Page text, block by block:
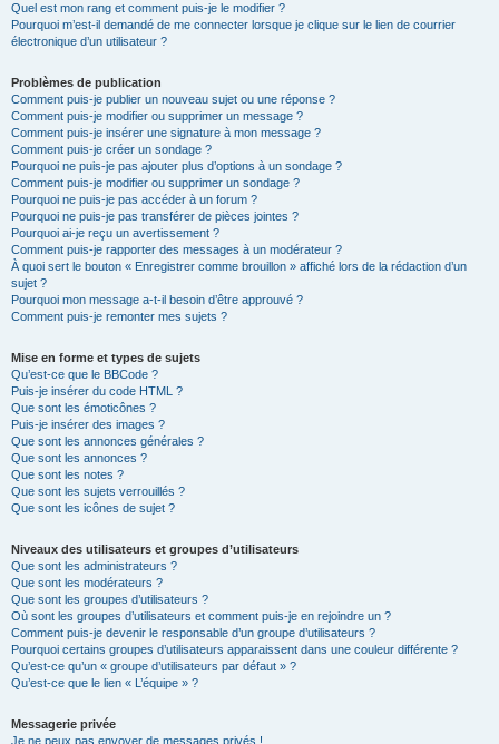
Quel est mon rang et comment puis-je le modifier ?
Pourquoi m’est-il demandé de me connecter lorsque je clique sur le lien de courrier
électronique d’un utilisateur ?
Problèmes de publication
Comment puis-je publier un nouveau sujet ou une réponse ?
Comment puis-je modifier ou supprimer un message ?
Comment puis-je insérer une signature à mon message ?
Comment puis-je créer un sondage ?
Pourquoi ne puis-je pas ajouter plus d’options à un sondage ?
Comment puis-je modifier ou supprimer un sondage ?
Pourquoi ne puis-je pas accéder à un forum ?
Pourquoi ne puis-je pas transférer de pièces jointes ?
Pourquoi ai-je reçu un avertissement ?
Comment puis-je rapporter des messages à un modérateur ?
À quoi sert le bouton « Enregistrer comme brouillon » affiché lors de la rédaction d’un
sujet ?
Pourquoi mon message a-t-il besoin d’être approuvé ?
Comment puis-je remonter mes sujets ?
Mise en forme et types de sujets
Qu’est-ce que le BBCode ?
Puis-je insérer du code HTML ?
Que sont les émoticônes ?
Puis-je insérer des images ?
Que sont les annonces générales ?
Que sont les annonces ?
Que sont les notes ?
Que sont les sujets verrouillés ?
Que sont les icônes de sujet ?
Niveaux des utilisateurs et groupes d’utilisateurs
Que sont les administrateurs ?
Que sont les modérateurs ?
Que sont les groupes d’utilisateurs ?
Où sont les groupes d’utilisateurs et comment puis-je en rejoindre un ?
Comment puis-je devenir le responsable d’un groupe d’utilisateurs ?
Pourquoi certains groupes d’utilisateurs apparaissent dans une couleur différente ?
Qu’est-ce qu’un « groupe d’utilisateurs par défaut » ?
Qu’est-ce que le lien « L’équipe » ?
Messagerie privée
Je ne peux pas envoyer de messages privés !